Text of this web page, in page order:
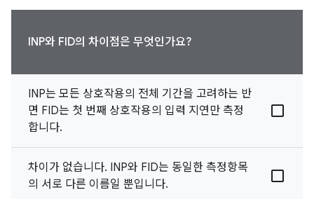
INP와 FID의 차이점은 무엇인가요?
INP는 모든 상호작용의 전체 기간을 고려하는 반
면 FID는 첫 번째 상호작용의 입력 지연만 측정
합니다.
차이가 없습니다. INP와 FID는 동일한 측정항목
의 서로 다른 이름일 뿐입니다.